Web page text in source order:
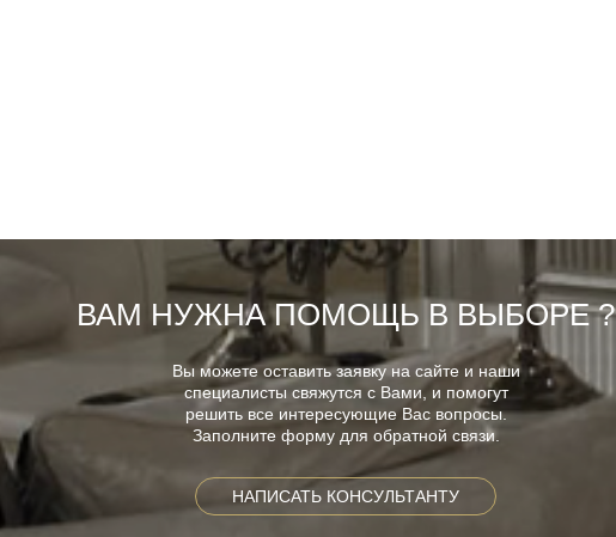
ВАМ НУЖНА ПОМОЩЬ В ВЫБОРЕ ?
Вы можете оставить заявку на сайте и наши
специалисты свяжутся с Вами, и помогут
решить все интересующие Вас вопросы.
Заполните форму для обратной связи.
НАПИСАТЬ КОНСУЛЬТАНТУ